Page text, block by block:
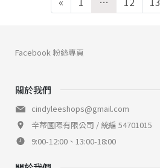
關於我們
cindyleeshops@gmail.com
辛蒂國際有限公司 / 統編 54701015
9:00-12:00、13:00-18:00
Facebook 粉絲專頁